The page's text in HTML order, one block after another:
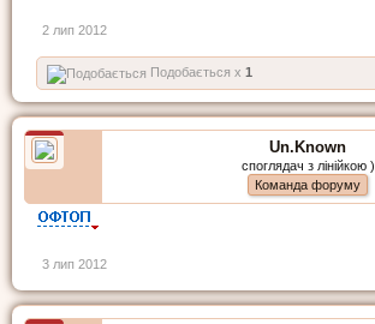
2 лип 2012
Подобається x 1
Un.Known
споглядач з лінійкою )
Команда форуму
3 лип 2012